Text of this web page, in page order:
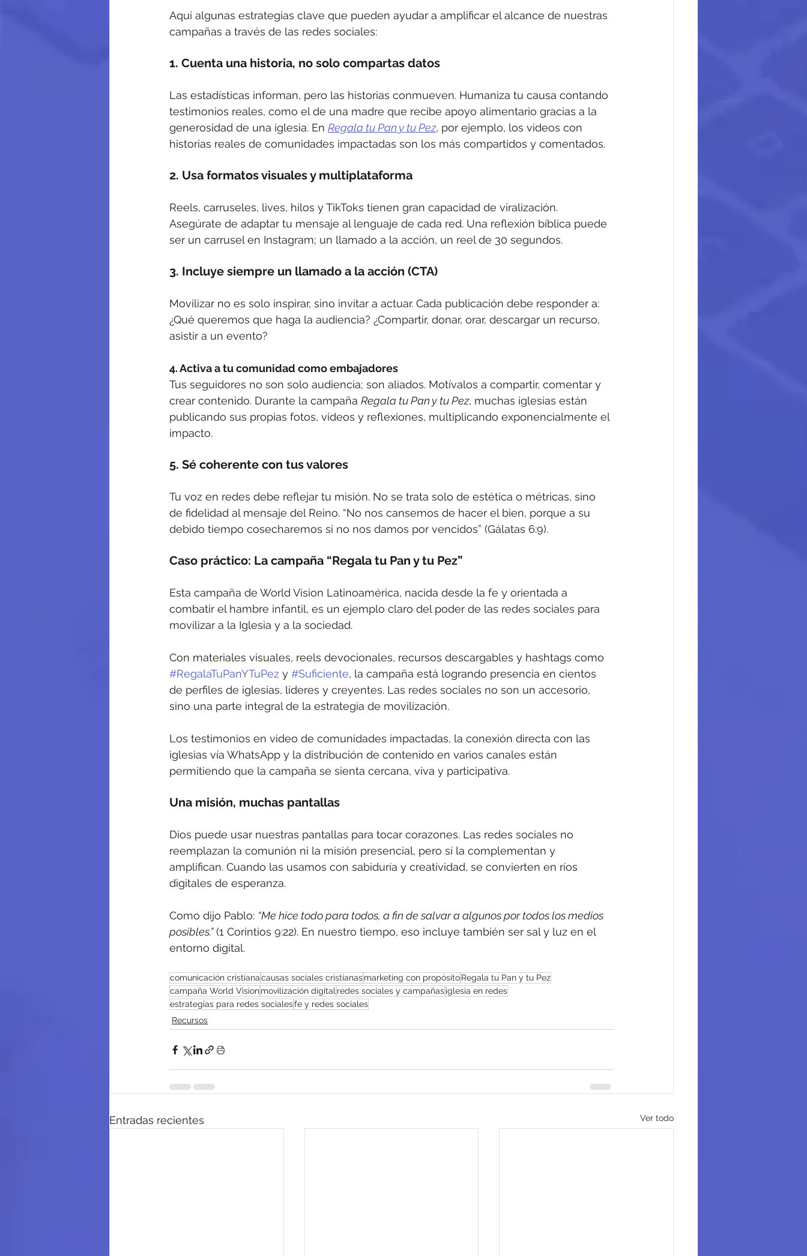
Aquí algunas estrategias clave que pueden ayudar a amplificar el alcance de nuestras
campañas a través de las redes sociales:
1. Cuenta una historia, no solo compartas datos
Las estadísticas informan, pero las historias conmueven. Humaniza tu causa contando
testimonios reales, como el de una madre que recibe apoyo alimentario gracias a la
generosidad de una iglesia. En Regala tu Pan y tu Pez, por ejemplo, los videos con
historias reales de comunidades impactadas son los más compartidos y comentados.
2. Usa formatos visuales y multiplataforma
Reels, carruseles, lives, hilos y TikToks tienen gran capacidad de viralización.
Asegúrate de adaptar tu mensaje al lenguaje de cada red. Una reflexión bíblica puede
ser un carrusel en Instagram; un llamado a la acción, un reel de 30 segundos.
3. Incluye siempre un llamado a la acción (CTA)
Movilizar no es solo inspirar, sino invitar a actuar. Cada publicación debe responder a:
¿Qué queremos que haga la audiencia? ¿Compartir, donar, orar, descargar un recurso,
asistir a un evento?
4. Activa a tu comunidad como embajadores
Tus seguidores no son solo audiencia; son aliados. Motívalos a compartir, comentar y
crear contenido. Durante la campaña Regala tu Pan y tu Pez, muchas iglesias están
publicando sus propias fotos, videos y reflexiones, multiplicando exponencialmente el
impacto.
5. Sé coherente con tus valores
Tu voz en redes debe reflejar tu misión. No se trata solo de estética o métricas, sino
de fidelidad al mensaje del Reino. “No nos cansemos de hacer el bien, porque a su
debido tiempo cosecharemos si no nos damos por vencidos” (Gálatas 6:9).
Caso práctico: La campaña “Regala tu Pan y tu Pez”
Esta campaña de World Vision Latinoamérica, nacida desde la fe y orientada a
combatir el hambre infantil, es un ejemplo claro del poder de las redes sociales para
movilizar a la Iglesia y a la sociedad.
Con materiales visuales, reels devocionales, recursos descargables y hashtags como
#RegalaTuPanYTuPez y #Suficiente, la campaña está logrando presencia en cientos
de perfiles de iglesias, líderes y creyentes. Las redes sociales no son un accesorio,
sino una parte integral de la estrategia de movilización.
Los testimonios en video de comunidades impactadas, la conexión directa con las
iglesias vía WhatsApp y la distribución de contenido en varios canales están
permitiendo que la campaña se sienta cercana, viva y participativa.
Una misión, muchas pantallas
Dios puede usar nuestras pantallas para tocar corazones. Las redes sociales no
reemplazan la comunión ni la misión presencial, pero sí la complementan y
amplifican. Cuando las usamos con sabiduría y creatividad, se convierten en ríos
digitales de esperanza.
Como dijo Pablo: “Me hice todo para todos, a fin de salvar a algunos por todos los medios
posibles.” (1 Corintios 9:22). En nuestro tiempo, eso incluye también ser sal y luz en el
entorno digital.
comunicación cristianacausas sociales cristianasmarketing con propósitoRegala tu Pan y tu Pez
campaña World Visionmovilización digitalredes sociales y campañasiglesia en redes
estrategias para redes socialesfe y redes sociales
Recursos
Entradas recientes Ver todo